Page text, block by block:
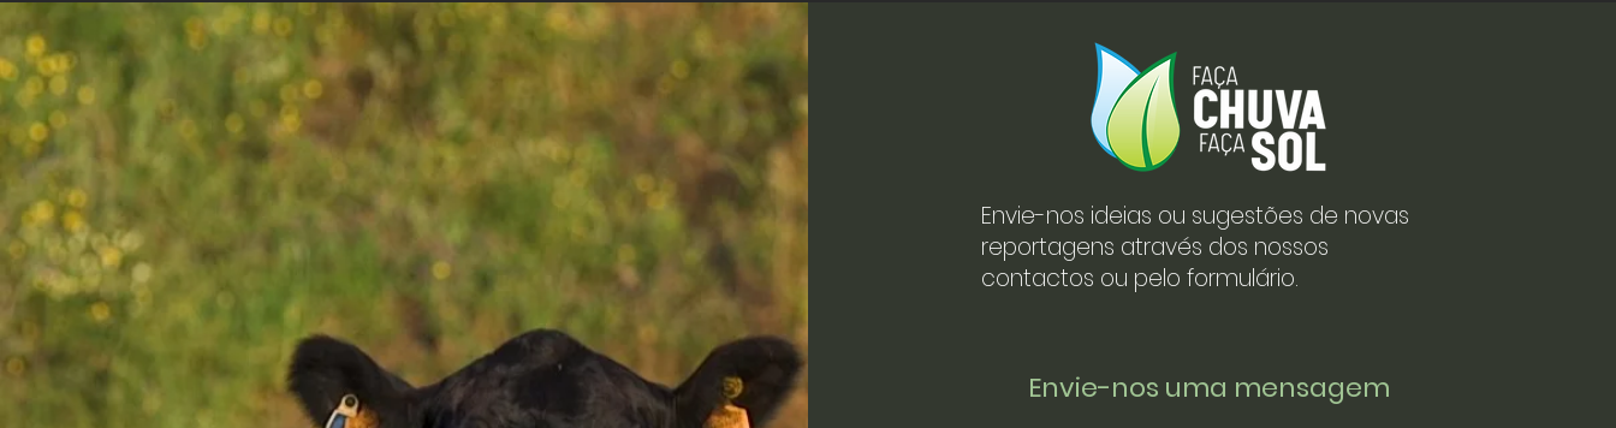
Envie-nos ideias ou sugestões de novas
reportagens através dos nossos
contactos ou pelo formulário.
Envie-nos uma mensagem